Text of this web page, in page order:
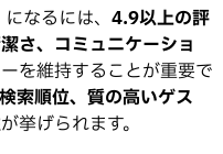
なるには、 4.9以上の評
さ、コミュニケーショ
を維持することが重要で
索順位、質の高いゲス
が挙げられます。